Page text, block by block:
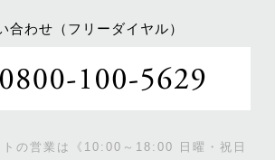
合わせ（フリーダイヤル）
トの営業は《10:00～18:00 日曜・祝日